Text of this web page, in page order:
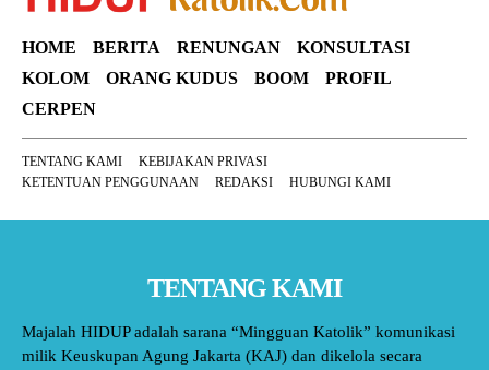
HOME BERITA RENUNGAN
KONSULTASI
KOLOM
ORANG KUDUS BOOM
PROFIL
CERPEN
TENTANG KAMI
KEBIJAKAN PRIVASI
KETENTUAN PENGGUNAAN
REDAKSI HUBUNGI KAMI
TENTANG KAMI
Majalah HIDUP adalah sarana “Mingguan Katolik” komunikasi
milik Keuskupan Agung Jakarta (KAJ) dan dikelola secara